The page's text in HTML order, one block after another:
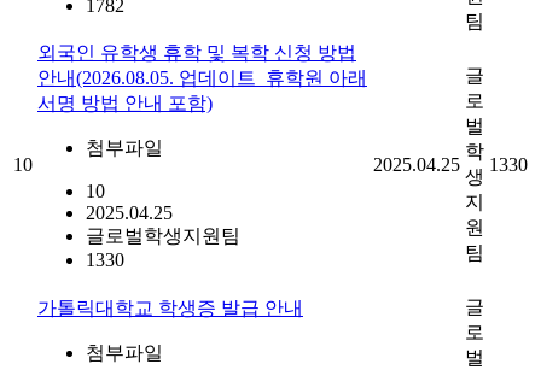
1782
팀
10
외국인 유학생 휴학 및 복학 신청 방법
안내(2026.08.05. 업데이트_휴학원 아래
서명 방법 안내 포함)
첨부파일
10
2025.04.25
글로벌학생지원팀
1330
2025.04.25
글
로
벌
학
생
지
원
팀
1330
가톨릭대학교 학생증 발급 안내
첨부파일
글
로
벌